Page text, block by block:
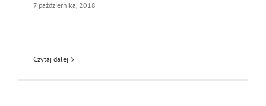
7 października, 2018
Czytaj dalej